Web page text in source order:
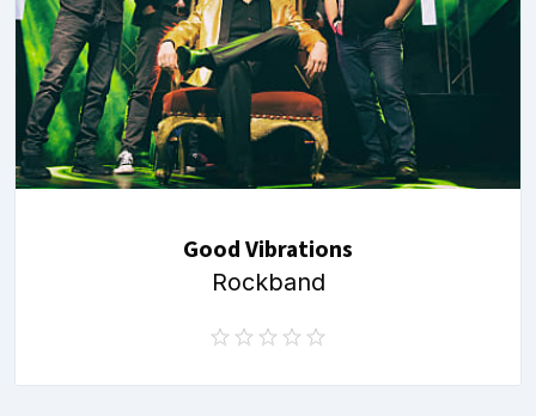
Good Vibrations
Rockband